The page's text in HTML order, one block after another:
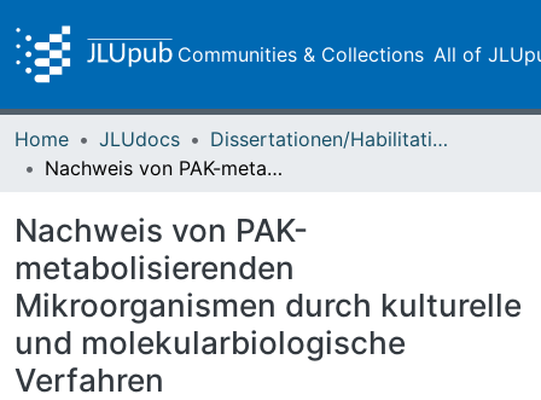
Communities & Collections All of
Home JLUdocs
Dissertationen/Habilitationen
Nachweis von PAK-metabolisierenden Mikroorganismen durch kulturelle und molekularbiologische Verfahren
Nachweis von PAK-
metabolisierenden
Mikroorganismen durch kulturelle
und molekularbiologische
Verfahren